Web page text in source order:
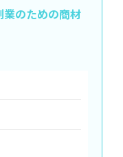
き身だしなみ
のための商材